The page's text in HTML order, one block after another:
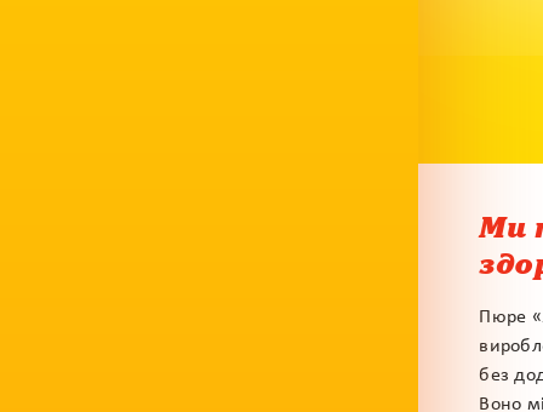
Ми
Пюре
без
Воно